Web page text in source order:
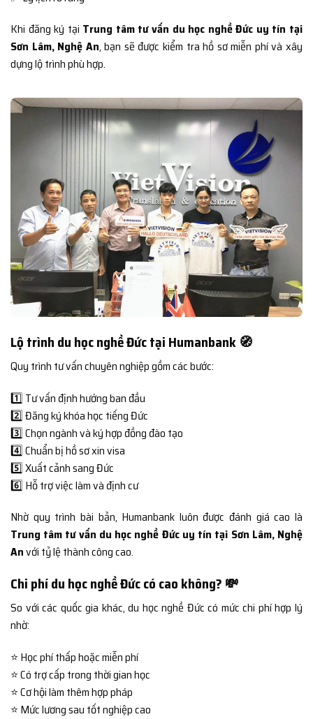
Khi đăng ký tại Trung tâm tư vấn du học nghề Đức uy tín tại
Sơn Lâm, Nghệ An, bạn sẽ được kiểm tra hồ sơ miễn phí và xây
dựng lộ trình phù hợp.
Lộ trình du học nghề Đức tại Humanbank 🧭
Quy trình tư vấn chuyên nghiệp gồm các bước:
1️⃣ Tư vấn định hướng ban đầu
2️⃣ Đăng ký khóa học tiếng Đức
3️⃣ Chọn ngành và ký hợp đồng đào tạo
4️⃣ Chuẩn bị hồ sơ xin visa
5️⃣ Xuất cảnh sang Đức
6️⃣ Hỗ trợ việc làm và định cư
Nhờ quy trình bài bản, Humanbank luôn được đánh giá cao là
Trung tâm tư vấn du học nghề Đức uy tín tại Sơn Lâm, Nghệ
Anvới tỷ lệ thành công cao.
Chi phí du học nghề Đức có cao không? 💸
So với các quốc gia khác, du học nghề Đức có mức chi phí hợp lý
nhờ:
⭐ Học phí thấp hoặc miễn phí
⭐ Có trợ cấp trong thời gian học
⭐ Cơ hội làm thêm hợp pháp
⭐ Mức lương sau tốt nghiệp cao